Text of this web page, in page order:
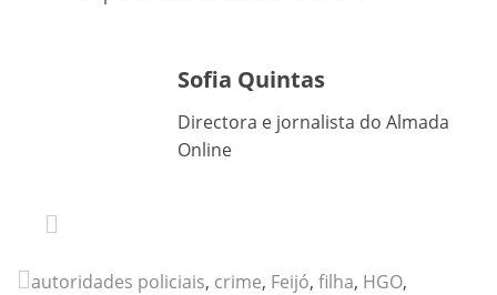
Sofia Quintas
Directora e jornalista do Almada
Online
autoridades policiais, crime, Feijó, filha, HGO,